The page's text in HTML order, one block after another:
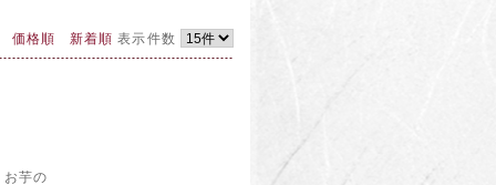
価格順 新着順 表示件数
お芋の